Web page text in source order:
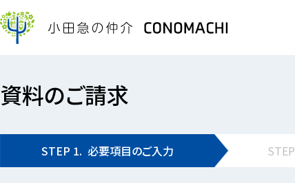
資料のご請求
STEP 1. 必要項目のご入力 STEP